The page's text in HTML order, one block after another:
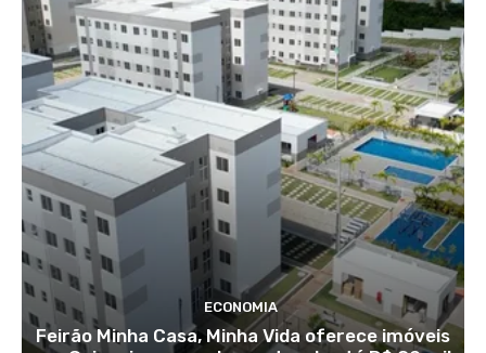
ECONOMIA
Feirão Minha Casa, Minha Vida oferece imóveis